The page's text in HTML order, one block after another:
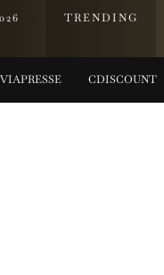
TRENDING
PHARRELL WILLIAMS
VIAPRESSE CDISCOUNT